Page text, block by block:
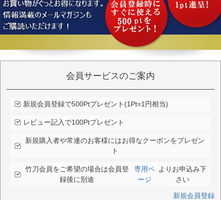
会員サービスのご案内
新規会員登録で500Ptプレゼント(1Pt=1円相当)
レビュー記入で100Ptプレゼント
新規購入者や常連のお客様にはお得なクーポンをプレゼン
ト
竹刀会員をご希望の場合は会員登
録後に別途
専用ペ
ージ
よりお申込み下
さい
新規会員登録